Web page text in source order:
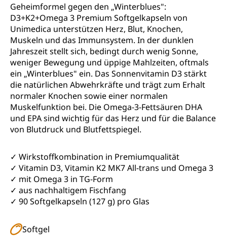
Geheimformel gegen den „Winterblues":
D3+K2+Omega 3 Premium Softgelkapseln von
Unimedica unterstützen Herz, Blut, Knochen,
Muskeln und das Immunsystem. In der dunklen
Jahreszeit stellt sich, bedingt durch wenig Sonne,
weniger Bewegung und üppige Mahlzeiten, oftmals
ein „Winterblues" ein. Das Sonnenvitamin D3 stärkt
die natürlichen Abwehrkräfte und trägt zum Erhalt
normaler Knochen sowie einer normalen
Muskelfunktion bei. Die Omega-3-Fettsäuren DHA
und EPA sind wichtig für das Herz und für die Balance
von Blutdruck und Blutfettspiegel.
✓ Wirkstoffkombination in Premiumqualität
✓ Vitamin D3, Vitamin K2 MK7 All-trans und Omega 3
✓ mit Omega 3 in TG-Form
✓ aus nachhaltigem Fischfang
✓ 90 Softgelkapseln (127 g) pro Glas
Softgel